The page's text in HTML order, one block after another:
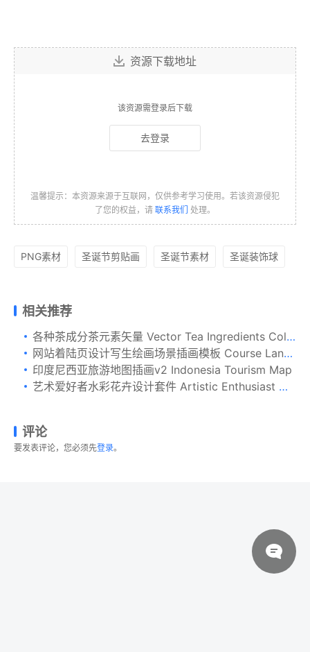
资源下载地址
该资源需登录后下载
去登录
温馨提示：本资源来源于互联网，仅供参考学习使用。若该资源侵犯
了您的权益，请 联系我们 处理。
PNG素材 圣诞节剪贴画 圣诞节素材 圣诞装饰球
相关推荐
各种茶成分茶元素矢量 Vector Tea Ingredients Collection
网站着陆页设计写生绘画场景插画模板 Course Landing Page Hero Illustration
印度尼西亚旅游地图插画v2 Indonesia Tourism Map
艺术爱好者水彩花卉设计套件 Artistic Enthusiast Watercolor Kit
评论
要发表评论，您必须先登录。